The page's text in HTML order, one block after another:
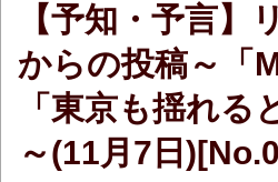
【予知・予言】
からの投稿～「
「東京も揺れる
～(11月7日